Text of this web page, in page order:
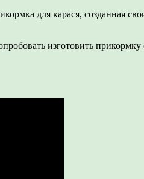
для карася, созданная
изготовить